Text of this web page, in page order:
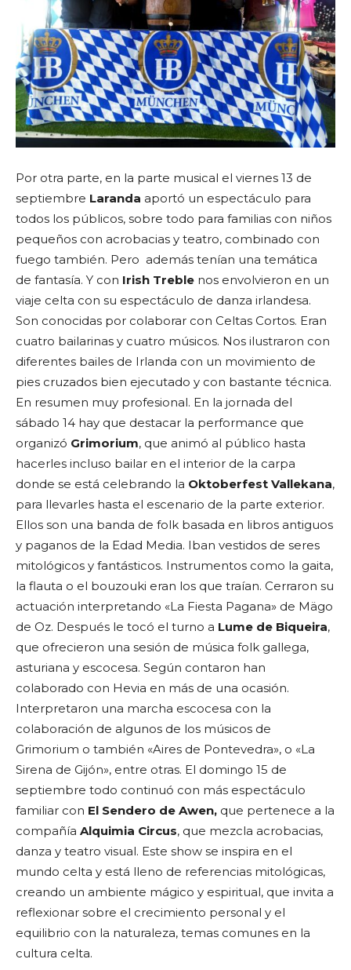
Por otra parte, en la parte musical el viernes 13 de
septiembre Laranda aportó un espectáculo para
todos los públicos, sobre todo para familias con niños
pequeños con acrobacias y teatro, combinado con
fuego también. Pero además tenían una temática
de fantasía. Y con Irish Treble nos envolvieron en un
viaje celta con su espectáculo de danza irlandesa.
Son conocidas por colaborar con Celtas Cortos. Eran
cuatro bailarinas y cuatro músicos. Nos ilustraron con
diferentes bailes de Irlanda con un movimiento de
pies cruzados bien ejecutado y con bastante técnica.
En resumen muy profesional. En la jornada del
sábado 14 hay que destacar la performance que
organizó Grimorium, que animó al público hasta
hacerles incluso bailar en el interior de la carpa
donde se está celebrando la Oktoberfest Vallekana,
para llevarles hasta el escenario de la parte exterior.
Ellos son una banda de folk basada en libros antiguos
y paganos de la Edad Media. Iban vestidos de seres
mitológicos y fantásticos. Instrumentos como la gaita,
la flauta o el bouzouki eran los que traían. Cerraron su
actuación interpretando «La Fiesta Pagana» de Mägo
de Oz. Después le tocó el turno a Lume de Biqueira,
que ofrecieron una sesión de música folk gallega,
asturiana y escocesa. Según contaron han
colaborado con Hevia en más de una ocasión.
Interpretaron una marcha escocesa con la
colaboración de algunos de los músicos de
Grimorium o también «Aires de Pontevedra», o «La
Sirena de Gijón», entre otras. El domingo 15 de
septiembre todo continuó con más espectáculo
familiar con El Sendero de Awen, que pertenece a la
compañía Alquimia Circus, que mezcla acrobacias,
danza y teatro visual. Este show se inspira en el
mundo celta y está lleno de referencias mitológicas,
creando un ambiente mágico y espiritual, que invita a
reflexionar sobre el crecimiento personal y el
equilibrio con la naturaleza, temas comunes en la
cultura celta.